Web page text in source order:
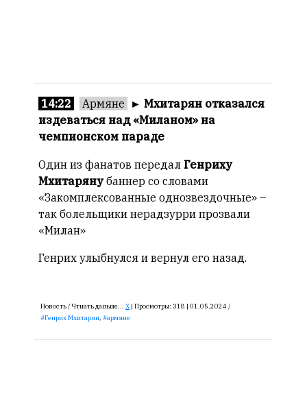
14:22 Армяне ► Мхитарян отказался
издеваться над «Миланом» на
чемпионском параде
Один из фанатов передал Генриху
Мхитарянубаннер со словами
«Закомплексованные однозвездочные» –
так болельщики нерадзурри прозвали
«Милан»
Генрих улыбнулся и вернул его назад.
Новость /Чтиать дальше... X | Просмотры: 318 | 01.05.2024 /
Генрих Мхитарян, армяне